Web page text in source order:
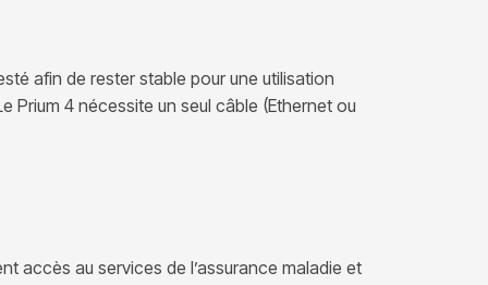
afin de rester stable pour une utilisation
4 nécessite un seul câble (Ethernet ou
accès au services de l’assurance maladie et